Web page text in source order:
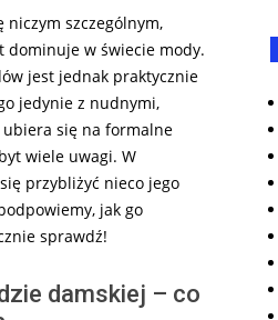
niczym szczególnym,
dominuje w świecie mody.
jest jednak praktycznie
jedynie z nudnymi,
się na formalne
wiele uwagi. W
przybliżyć nieco jego
jak go
sprawdź!
damskiej – co